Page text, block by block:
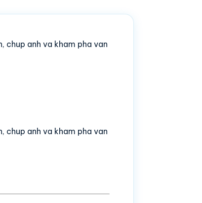
chup anh va kham pha van
chup anh va kham pha van